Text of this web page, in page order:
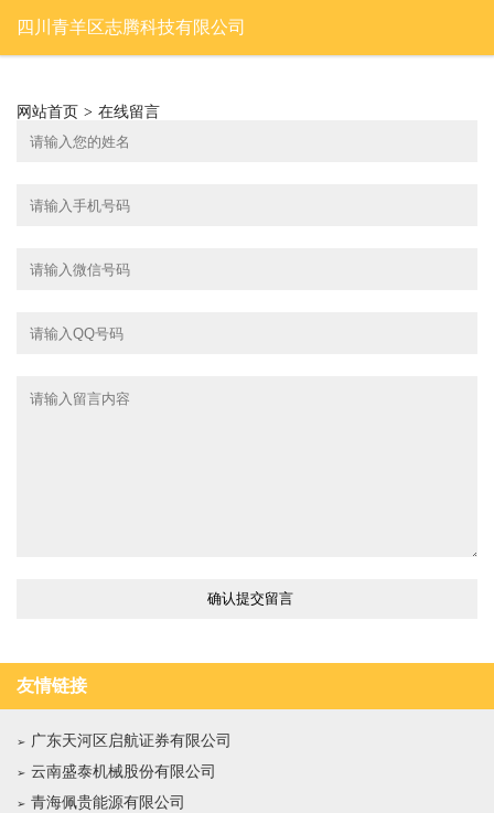
四川青羊区志腾科技有限公司
网站首页 > 在线留言
友情链接
广东天河区启航证券有限公司
云南盛泰机械股份有限公司
青海佩贵能源有限公司